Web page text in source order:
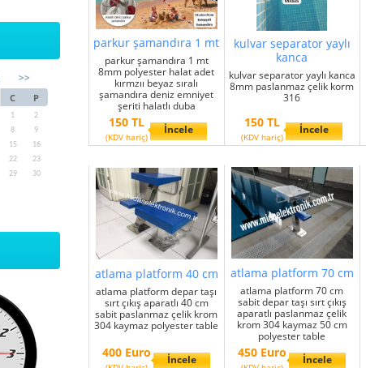
>>
C P
1
2
8
9
15
16
22
23
29
30
parkur şamandıra 1 mt
parkur şamandıra 1 mt
8mm polyester halat adet
kırmzıı beyaz sıralı
şamandıra deniz emniyet
şeriti halatlı duba
150 TL
(KDV hariç)
İncele
kulvar separator yaylı
kanca
kulvar separator yaylı kanca
8mm paslanmaz çelik korm
316
150 TL
(KDV hariç)
İncele
atlama platform 40 cm
atlama platform depar taşı
sırt çıkış aparatlı 40 cm
sabit paslanmaz çelik krom
304 kaymaz polyester table
400 Euro İncele
atlama platform 70 cm
atlama platform 70 cm
sabit depar taşı sırt çıkış
aparatlı paslanmaz çelik
krom 304 kaymaz 50 cm
polyester table
450 Euro İncele